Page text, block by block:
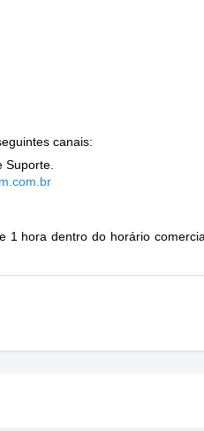
canais:
Suporte.
.br
1 hora dentro do horário